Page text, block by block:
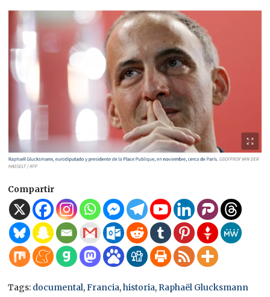
Compartir
Tags: documental,Francia,historia,Raphaël Glucksmann